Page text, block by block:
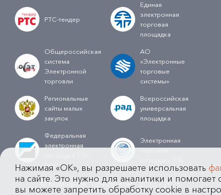
РТС-тендер
Единая
электронная
торговая
площадка
Общероссийская
система
Электронной
торговли
АО
«Электронные
торговые
системы»
Региональные
сайты малых
закупок
Всероссийская
универсальная
площадка
Федеральная
электронная
Торг
Электронная
торговая
© Компания "Приоритет" 2013 - 2026
Нажимая «OK», вы разрешаете использовать
на сайте. Это нужно для аналитики и помогает
вы можете запретить обработку cookie в